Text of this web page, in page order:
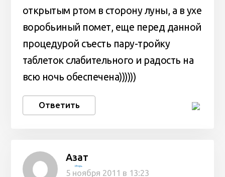
открытым ртом в сторону луны, а в ухе
воробьиный помет, еще перед данной
процедурой съесть пару-тройку
таблеток слабительного и радость на
всю ночь обеспечена))))))
Ответить
Азат
Игорь
5 ноября 2011 в 13:23